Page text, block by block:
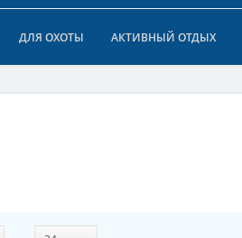
ДЛЯ ОХОТЫ АКТИВНЫЙ ОТДЫХ